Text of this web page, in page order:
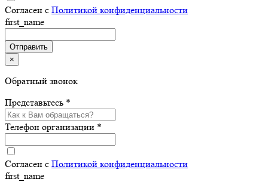
Согласен с Политикой конфиденциальности
first_name
×
Обратный звонок
Представьтесь *
Телефон организации *
Согласен с Политикой конфиденциальности
first_name